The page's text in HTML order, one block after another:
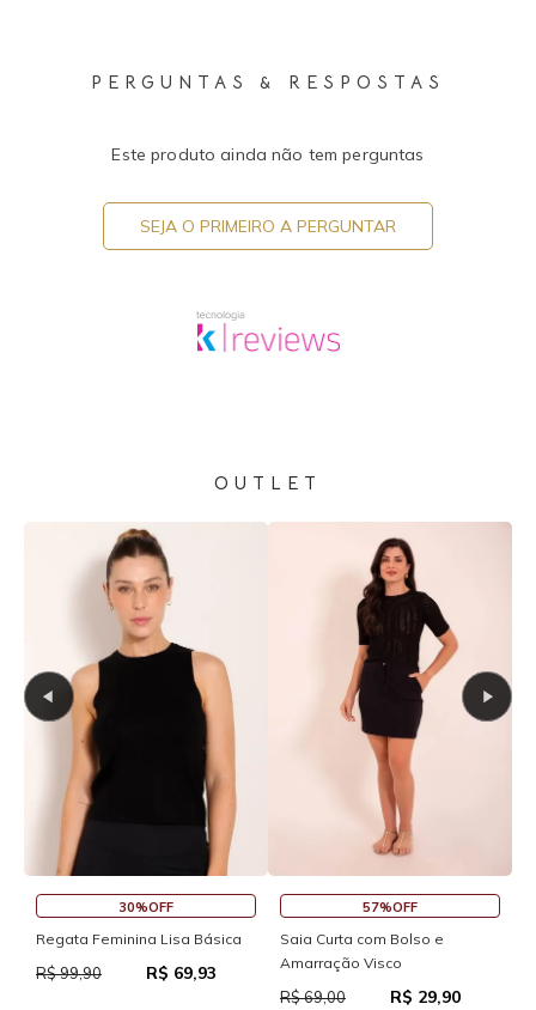
PERGUNTAS & RESPOSTAS
Este produto ainda não tem perguntas
SEJA O PRIMEIRO A PERGUNTAR
OUTLET
30%OFF
Regata Feminina Lisa Básica
R$ 99,90 R$ 69,93
57%OFF
Saia Curta com Bolso e
Amarração Visco
R$ 69,00 R$ 29,90